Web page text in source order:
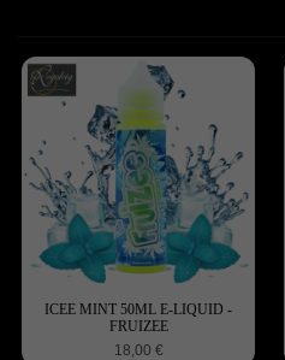
ICEE MINT 50ML E-LIQUID -
FRUIZEE
18,00 €